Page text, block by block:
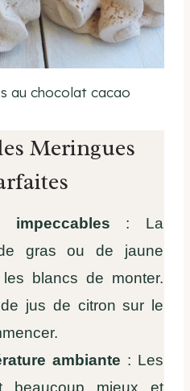
au chocolat cacao
Meringues
: La
gras ou de jaune
blancs de monter.
jus de citron sur le
ambiante : Les
beaucoup mieux et